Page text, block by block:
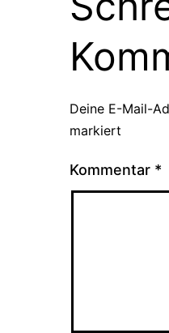
Deine E-Mail-
markiert
Kommentar *